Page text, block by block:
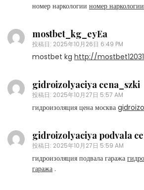
номер наркологии номер наркологии
mostbet_kg_eyEa
投稿日: 2025年10月26日 6:49 PM
mostbet kg http://
gidroizolyaciya cena_szki
投稿日: 2025年10月27日 5:57 AM
гидроизоляция цена москва
gidroizolyaciya podvala
投稿日: 2025年10月27日 5:59 AM
гидроизоляция подвала гаража
гаража .